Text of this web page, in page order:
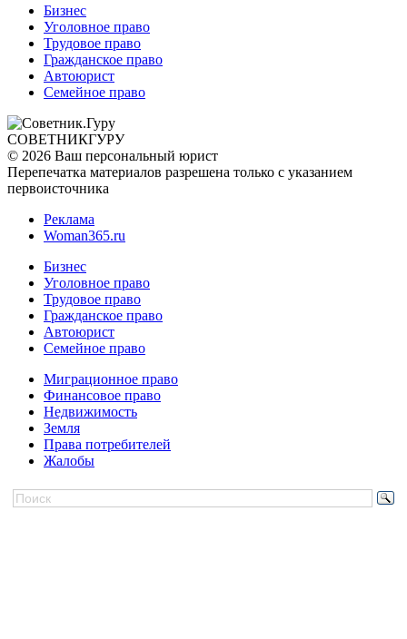
Бизнес
Уголовное право
Трудовое право
Гражданское право
Автоюрист
Семейное право
СОВЕТНИКГУРУ
© 2026 Ваш персональный юрист
Перепечатка материалов разрешена только с указанием
первоисточника
Реклама
Woman365.ru
Бизнес
Уголовное право
Трудовое право
Гражданское право
Автоюрист
Семейное право
Миграционное право
Финансовое право
Недвижимость
Земля
Права потребителей
Жалобы